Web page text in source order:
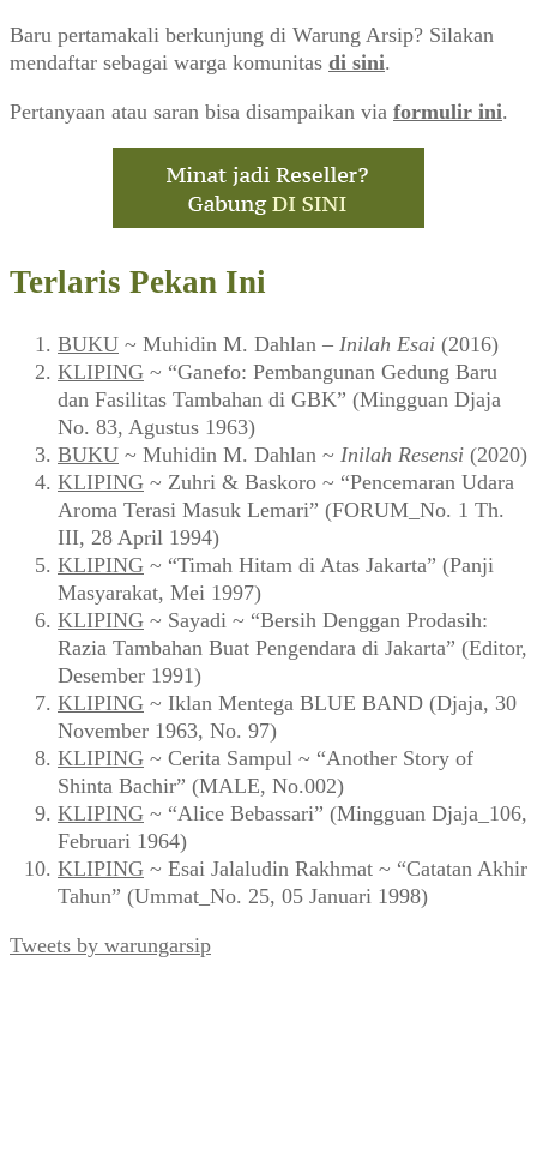
Baru pertamakali berkunjung di Warung Arsip? Silakan
mendaftar sebagai warga komunitas di sini.
Pertanyaan atau saran bisa disampaikan via formulir ini.
Terlaris Pekan Ini
BUKU ~ Muhidin M. Dahlan – Inilah Esai (2016)
KLIPING ~ “Ganefo: Pembangunan Gedung Baru
dan Fasilitas Tambahan di GBK” (Mingguan Djaja
No. 83, Agustus 1963)
BUKU ~ Muhidin M. Dahlan ~ Inilah Resensi (2020)
KLIPING ~ Zuhri & Baskoro ~ “Pencemaran Udara
Aroma Terasi Masuk Lemari” (FORUM_No. 1 Th.
III, 28 April 1994)
KLIPING ~ “Timah Hitam di Atas Jakarta” (Panji
Masyarakat, Mei 1997)
KLIPING ~ Sayadi ~ “Bersih Denggan Prodasih:
Razia Tambahan Buat Pengendara di Jakarta” (Editor,
Desember 1991)
KLIPING ~ Iklan Mentega BLUE BAND (Djaja, 30
November 1963, No. 97)
KLIPING ~ Cerita Sampul ~ “Another Story of
Shinta Bachir” (MALE, No.002)
KLIPING ~ “Alice Bebassari” (Mingguan Djaja_106,
Februari 1964)
KLIPING ~ Esai Jalaludin Rakhmat ~ “Catatan Akhir
Tahun” (Ummat_No. 25, 05 Januari 1998)
Tweets by warungarsip